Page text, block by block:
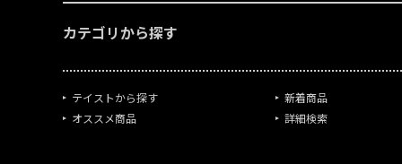
カテゴリから探す
テイストから探す
オススメ商品
新着商品
詳細検索